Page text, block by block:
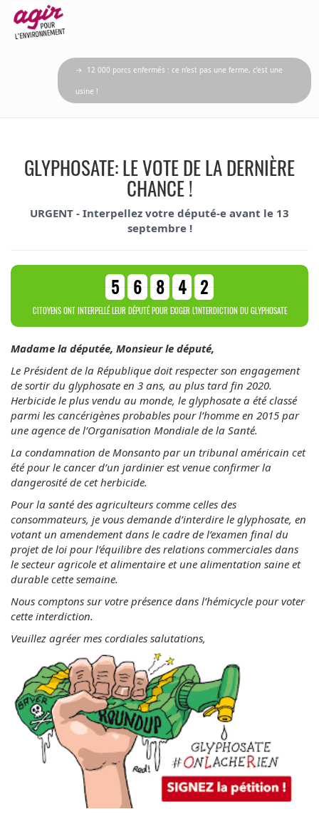
→ 12 000 porcs enfermés : ce n’est pas une ferme, c’est une
usine !
GLYPHOSATE: LE VOTE DE LA DERNIÈRE
CHANCE !
URGENT - Interpellez votre député-e avant le 13
septembre !
5 6 8 4 2
CITOYENS ONT INTERPELLÉ LEUR DÉPUTÉ POUR EXIGER L'INTERDICTION DU GLYPHOSATE
Madame la députée, Monsieur le député,
Le Président de la République doit respecter son engagement
de sortir du glyphosate en 3 ans, au plus tard fin 2020.
Herbicide le plus vendu au monde, le glyphosate a été classé
parmi les cancérigènes probables pour l’homme en 2015 par
une agence de l’Organisation Mondiale de la Santé.
La condamnation de Monsanto par un tribunal américain cet
été pour le cancer d’un jardinier est venue confirmer la
dangerosité de cet herbicide.
Pour la santé des agriculteurs comme celles des
consommateurs, je vous demande d’interdire le glyphosate, en
votant un amendement dans le cadre de l’examen final du
projet de loi pour l’équilibre des relations commerciales dans
le secteur agricole et alimentaire et une alimentation saine et
durable cette semaine.
Nous comptons sur votre présence dans l’hémicycle pour voter
cette interdiction.
Veuillez agréer mes cordiales salutations,